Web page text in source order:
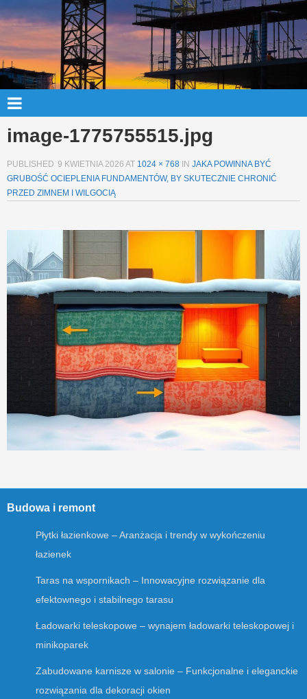
image-1775755515.jpg
PUBLISHED 9 KWIETNIA 2026 AT 1024 × 768 IN JAKA POWINNA BYĆ
GRUBOŚĆ OCIEPLENIA FUNDAMENTÓW, BY SKUTECZNIE CHRONIĆ
PRZED ZIMNEM I WILGOCIĄ
Budowa i remont
Płytki łazienkowe – Aranżacja i trendy w wykończeniu
łazienek
Taras na wspornikach – Innowacyjne rozwiązanie dla
efektownego i stabilnego tarasu
Ładowarki teleskopowe – wynajem ładowarki teleskopowej i
minikoparek
Zabudowane karnisze w salonie – Funkcjonalne i eleganckie
rozwiązania dla dekoracji okien